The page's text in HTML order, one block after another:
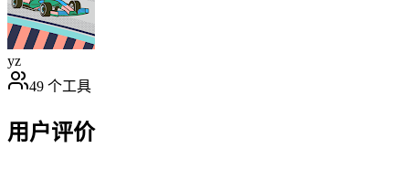
yz
49 个工具
用户评价